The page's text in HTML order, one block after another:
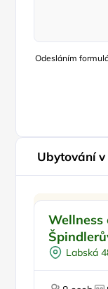
Odesláním
Ubytování v
Na
U
Wellness
Labská